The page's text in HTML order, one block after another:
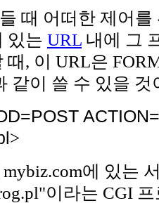
때 어떠한 제어
있는 URL 내에 그
때, 이 URL은
같이 쓸 수 있을 것
>
에 있는
이라는 CGI